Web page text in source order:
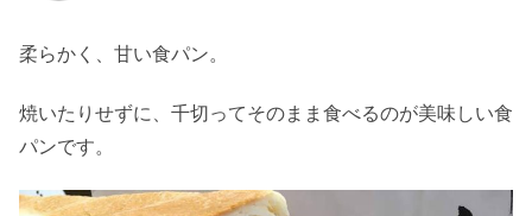
柔らかく、甘い食パン。
焼いたりせずに、千切ってそのまま食べるのが美味しい食
パンです。